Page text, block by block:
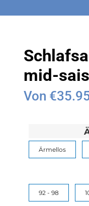
mid-
Von €
Ärmellos
92 - 98